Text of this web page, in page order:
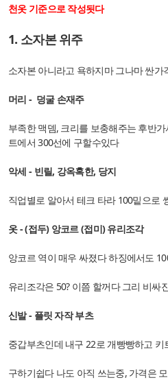
천옷 기준으로 작성됫다
1. 소자본 위주
소자본 아니라고 욕하지마 그나마 싼
머리 - 덩굴 손재주
부족한 맥뎀, 크리를 보충해주는 후반
트에서 300선에 구할수있다
악세 - 빈릴, 강옥혹한, 당지
직업별로 알아서 테크 타라 100밑으로
옷 - (접두) 앙코르 (접미) 유리조각
앙코르 역이 매우 싸졌다 하징에서도
유리조각은 50? 이쯤 할꺼다 그리 비싸
신발 - 플릿 자작 부츠
중갑부츠인데 내구 22로 개빵빵하고
구하기쉽다 나도 아직 쓰는중, 가격은